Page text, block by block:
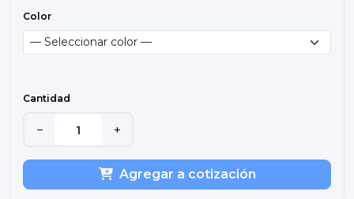
Color
Cantidad
− +
Agregar a cotización